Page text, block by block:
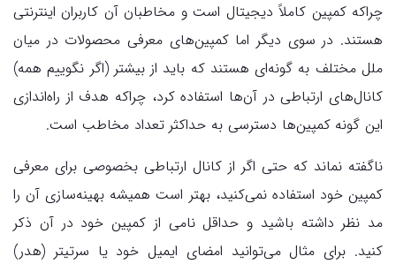
چراکه کمپین کاملاً دیجیتال است و مخاطبان آن کاربران اینترنتی
هستند. در سوی دیگر اما کمپین‌های معرفی محصولات در میان
ملل مختلف به گونه‌ای هستند که باید از بیشتر (اگر نگوییم همه)
کانال‌های ارتباطی در آن‌ها استفاده کرد، چراکه هدف از راه‌اندازی
این گونه کمپین‌ها دسترسی به حداکثر تعداد مخاطب است.
ناگفته نماند که حتی اگر از کانال ارتباطی بخصوصی برای معرفی
کمپین خود استفاده نمی‌کنید، بهتر است همیشه بهینه‌سازی آن را
مد نظر داشته باشید و حداقل نامی از کمپین خود در آن ذکر
کنید. برای مثال می‌توانید امضای ایمیل خود یا سرتیتر (هدر)